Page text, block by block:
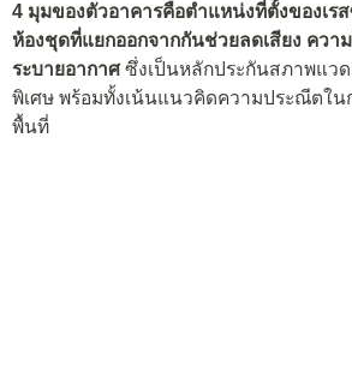
4 มุมของตัวอาคารคือตำแหน่งที่ตั้งของเร
ห้องชุดที่แยกออกจากกันช่วยลดเสียง ควา
ระบายอากาศซึ่งเป็นหลักประกันสภาพแว
พิเศษ พร้อมทั้งเน้นแนวคิดความประณีตใน
พื้นที่